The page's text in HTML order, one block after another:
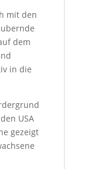
mit den
dem
in die
USA
gezeigt